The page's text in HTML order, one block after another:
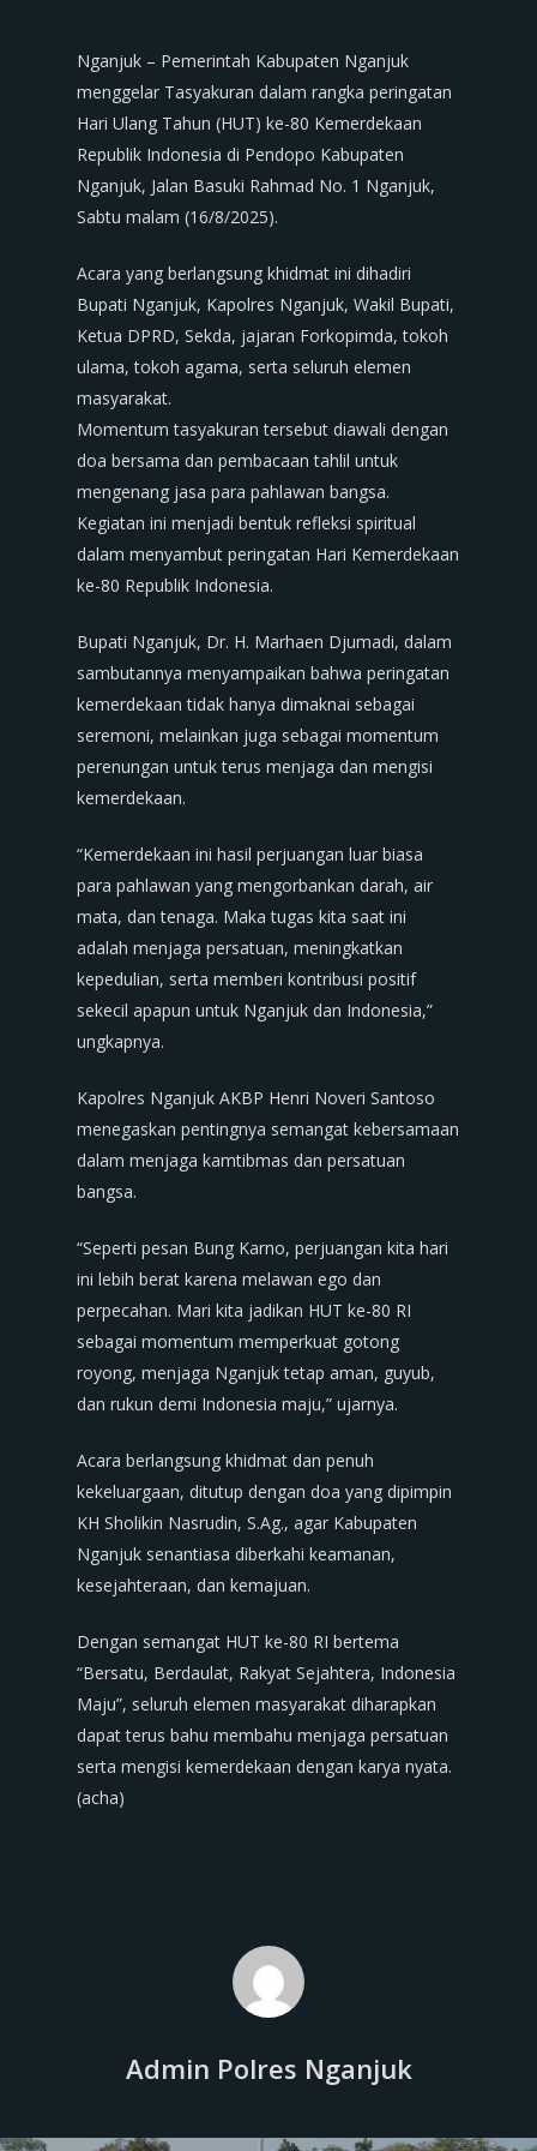
Nganjuk – Pemerintah Kabupaten Nganjuk
menggelar Tasyakuran dalam rangka peringatan
Hari Ulang Tahun (HUT) ke-80 Kemerdekaan
Republik Indonesia di Pendopo Kabupaten
Nganjuk, Jalan Basuki Rahmad No. 1 Nganjuk,
Sabtu malam (16/8/2025).
Acara yang berlangsung khidmat ini dihadiri
Bupati Nganjuk, Kapolres Nganjuk, Wakil Bupati,
Ketua DPRD, Sekda, jajaran Forkopimda, tokoh
ulama, tokoh agama, serta seluruh elemen
masyarakat.
Momentum tasyakuran tersebut diawali dengan
doa bersama dan pembacaan tahlil untuk
mengenang jasa para pahlawan bangsa.
Kegiatan ini menjadi bentuk refleksi spiritual
dalam menyambut peringatan Hari Kemerdekaan
ke-80 Republik Indonesia.
Bupati Nganjuk, Dr. H. Marhaen Djumadi, dalam
sambutannya menyampaikan bahwa peringatan
kemerdekaan tidak hanya dimaknai sebagai
seremoni, melainkan juga sebagai momentum
perenungan untuk terus menjaga dan mengisi
kemerdekaan.
“Kemerdekaan ini hasil perjuangan luar biasa
para pahlawan yang mengorbankan darah, air
mata, dan tenaga. Maka tugas kita saat ini
adalah menjaga persatuan, meningkatkan
kepedulian, serta memberi kontribusi positif
sekecil apapun untuk Nganjuk dan Indonesia,”
ungkapnya.
Kapolres Nganjuk AKBP Henri Noveri Santoso
menegaskan pentingnya semangat kebersamaan
dalam menjaga kamtibmas dan persatuan
bangsa.
“Seperti pesan Bung Karno, perjuangan kita hari
ini lebih berat karena melawan ego dan
perpecahan. Mari kita jadikan HUT ke-80 RI
sebagai momentum memperkuat gotong
royong, menjaga Nganjuk tetap aman, guyub,
dan rukun demi Indonesia maju,” ujarnya.
Acara berlangsung khidmat dan penuh
kekeluargaan, ditutup dengan doa yang dipimpin
KH Sholikin Nasrudin, S.Ag., agar Kabupaten
Nganjuk senantiasa diberkahi keamanan,
kesejahteraan, dan kemajuan.
Dengan semangat HUT ke-80 RI bertema
“Bersatu, Berdaulat, Rakyat Sejahtera, Indonesia
Maju”, seluruh elemen masyarakat diharapkan
dapat terus bahu membahu menjaga persatuan
serta mengisi kemerdekaan dengan karya nyata.
(acha)
Admin Polres Nganjuk